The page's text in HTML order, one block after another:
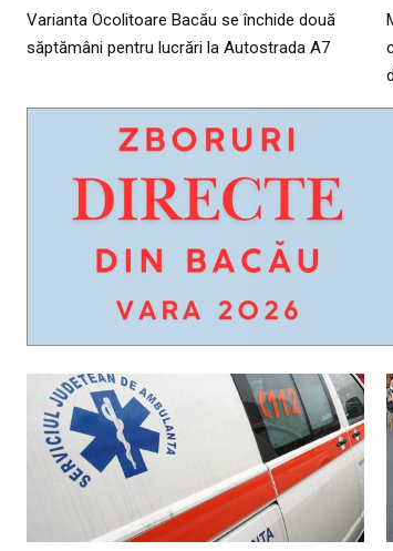
Varianta Ocolitoare Bacău se închide două
săptămâni pentru lucrări la Autostrada A7